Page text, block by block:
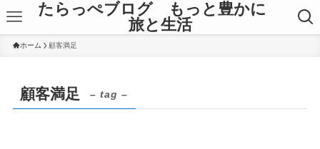
たらっぺブログ もっと豊かに
旅と生活
ホーム 顧客満足
顧客満足 – tag –